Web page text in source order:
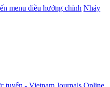
menu điều hướng chính Nhảy